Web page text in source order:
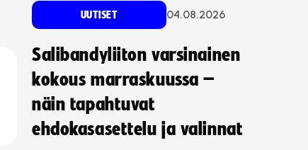
UUTISET 04.08.2026
Salibandyliiton varsinainen
kokous marraskuussa –
näin tapahtuvat
ehdokasasettelu ja valinnat